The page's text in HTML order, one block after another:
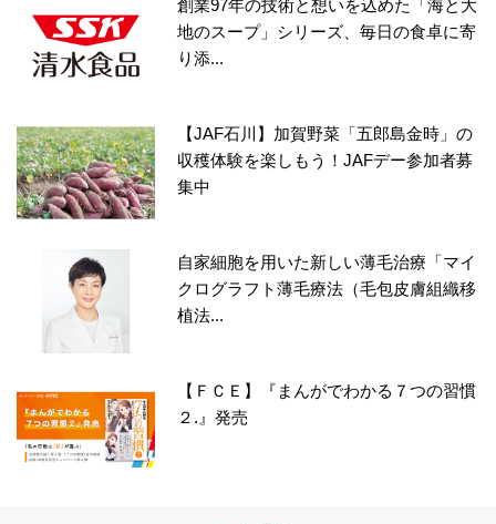
創業97年の技術と想いを込めた「海と大
地のスープ」シリーズ、毎日の食卓に寄
り添...
【JAF石川】加賀野菜「五郎島金時」の
収穫体験を楽しもう！JAFデー参加者募
集中
自家細胞を用いた新しい薄毛治療「マイ
クログラフト薄毛療法（毛包皮膚組織移
植法...
【ＦＣＥ】『まんがでわかる７つの習慣
２.』発売